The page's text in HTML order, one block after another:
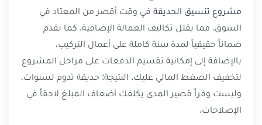
مشروع تنسيق الحديقة في وقت أقصر من المعتاد في
السوق، مما يقلل تكاليف العمالة الإضافية. كما نقدم
ضماناً حقيقياً لمدة سنة كاملة على أعمال التركيب،
بالإضافة إلى إمكانية تقسيم الدفعات على مراحل المشروع
لتخفيف الضغط المالي عليك. النتيجة: حديقة تدوم لسنوات،
وليست وفراً قصير المدى يكلفك أضعاف المبلغ لاحقاً في
الإصلاحات.